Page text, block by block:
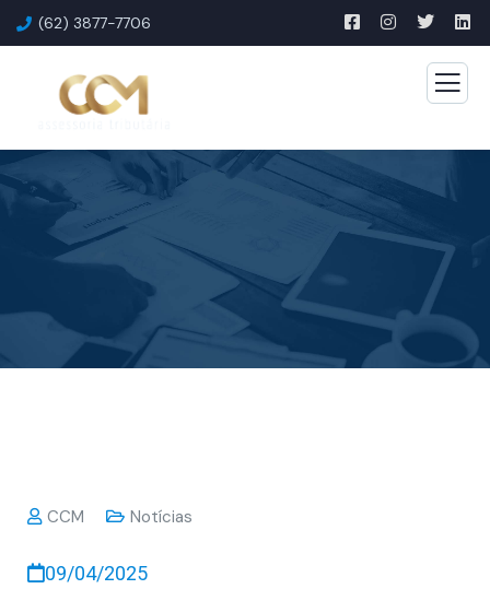
(62) 3877-7706
CCM Notícias
09/04/2025